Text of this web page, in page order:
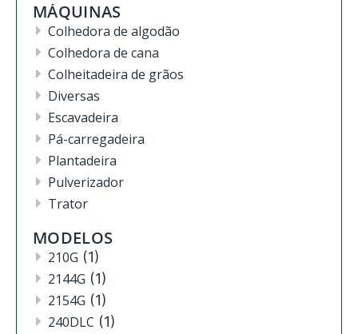
MÁQUINAS
Colhedora de algodão
Colhedora de cana
Colheitadeira de grãos
Diversas
Escavadeira
Pá-carregadeira
Plantadeira
Pulverizador
Trator
MODELOS
210G (1)
2144G (1)
2154G (1)
240DLC (1)